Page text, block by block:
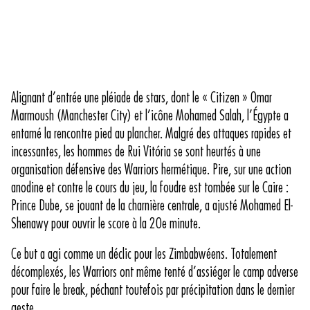
Alignant d’entrée une pléiade de stars, dont le « Citizen » Omar
Marmoush (Manchester City) et l’icône Mohamed Salah, l’Égypte a
entamé la rencontre pied au plancher. Malgré des attaques rapides et
incessantes, les hommes de Rui Vitória se sont heurtés à une
organisation défensive des Warriors hermétique. Pire, sur une action
anodine et contre le cours du jeu, la foudre est tombée sur le Caire :
Prince Dube, se jouant de la charnière centrale, a ajusté Mohamed El-
Shenawy pour ouvrir le score à la 20e minute.
Ce but a agi comme un déclic pour les Zimbabwéens. Totalement
décomplexés, les Warriors ont même tenté d’assiéger le camp adverse
pour faire le break, péchant toutefois par précipitation dans le dernier